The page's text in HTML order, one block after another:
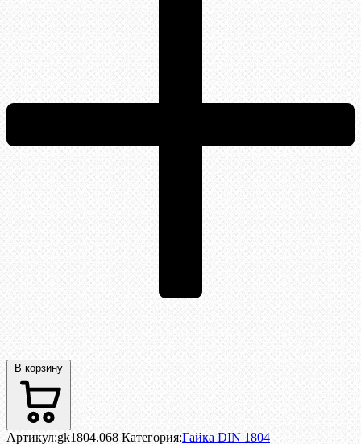
В корзину
Артикул:gk1804.068 Категория:Гайка DIN 1804